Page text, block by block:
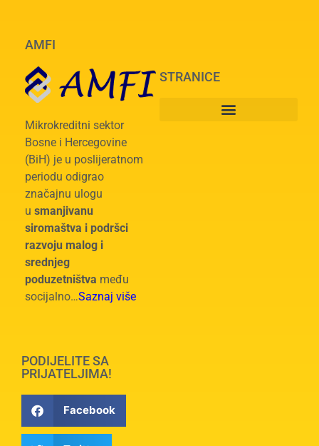
AMFI
Mikrokreditni sektor
Bosne i Hercegovine
(BiH) je u poslijeratnom
periodu odigrao
značajnu ulogu
u smanjivanu
siromaštva i podršci
razvoju malog i
srednjeg
poduzetništva među
socijalno…Saznaj više
STRANICE
PODIJELITE SA
PRIJATELJIMA!
Facebook